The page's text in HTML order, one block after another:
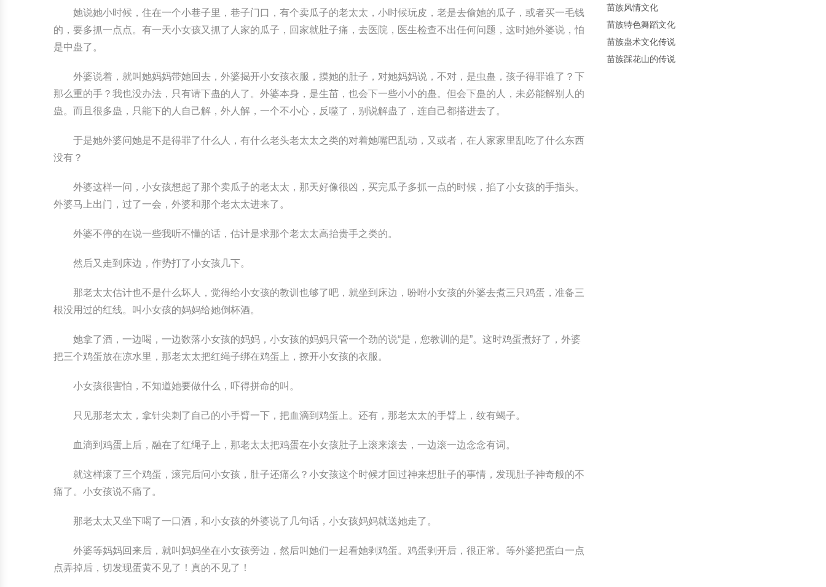
她说她小时候，住在一个小巷子里，巷子门口，有个卖瓜子的老太太，小时候玩皮，老是去偷她的瓜子，或者买一毛钱
的，要多抓一点点。有一天小女孩又抓了人家的瓜子，回家就肚子痛，去医院，医生检查不出任何问题，这时她外婆说，怕
是中蛊了。
外婆说着，就叫她妈妈带她回去，外婆揭开小女孩衣服，摸她的肚子，对她妈妈说，不对，是虫蛊，孩子得罪谁了？下
那么重的手？我也没办法，只有请下蛊的人了。外婆本身，是生苗，也会下一些小小的蛊。但会下蛊的人，未必能解别人的
蛊。而且很多蛊，只能下的人自己解，外人解，一个不小心，反噬了，别说解蛊了，连自己都搭进去了。
于是她外婆问她是不是得罪了什么人，有什么老头老太太之类的对着她嘴巴乱动，又或者，在人家家里乱吃了什么东西
没有？
外婆这样一问，小女孩想起了那个卖瓜子的老太太，那天好像很凶，买完瓜子多抓一点的时候，掐了小女孩的手指头。
外婆马上出门，过了一会，外婆和那个老太太进来了。
外婆不停的在说一些我听不懂的话，估计是求那个老太太高抬贵手之类的。
然后又走到床边，作势打了小女孩几下。
那老太太估计也不是什么坏人，觉得给小女孩的教训也够了吧，就坐到床边，吩咐小女孩的外婆去煮三只鸡蛋，准备三
根没用过的红线。叫小女孩的妈妈给她倒杯酒。
她拿了酒，一边喝，一边数落小女孩的妈妈，小女孩的妈妈只管一个劲的说“是，您教训的是”。这时鸡蛋煮好了，外婆
把三个鸡蛋放在凉水里，那老太太把红绳子绑在鸡蛋上，撩开小女孩的衣服。
小女孩很害怕，不知道她要做什么，吓得拼命的叫。
只见那老太太，拿针尖刺了自己的小手臂一下，把血滴到鸡蛋上。还有，那老太太的手臂上，纹有蝎子。
血滴到鸡蛋上后，融在了红绳子上，那老太太把鸡蛋在小女孩肚子上滚来滚去，一边滚一边念念有词。
就这样滚了三个鸡蛋，滚完后问小女孩，肚子还痛么？小女孩这个时候才回过神来想肚子的事情，发现肚子神奇般的不
痛了。小女孩说不痛了。
那老太太又坐下喝了一口酒，和小女孩的外婆说了几句话，小女孩妈妈就送她走了。
外婆等妈妈回来后，就叫妈妈坐在小女孩旁边，然后叫她们一起看她剥鸡蛋。鸡蛋剥开后，很正常。等外婆把蛋白一点
点弄掉后，切发现蛋黄不见了！真的不见了！
苗族风情文化
苗族特色舞蹈文化
苗族蛊术文化传说
苗族踩花山的传说